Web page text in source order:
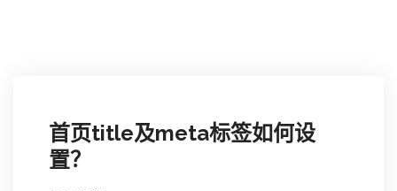
首页title及meta标签如何设
置？